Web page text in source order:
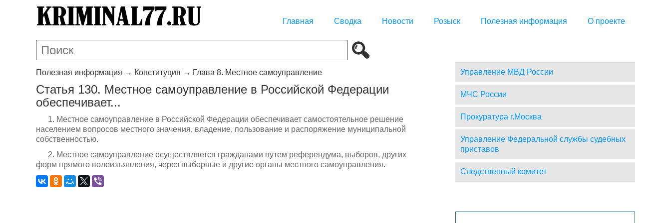
Главная Сводка Новости Розыск Полезная информация О проекте
Полезная информация → Конституция → Глава 8. Местное самоуправление
Статья 130. Местное самоуправление в Российской Федерации
обеспечивает...
1. Местное самоуправление в Российской Федерации обеспечивает самостоятельное решение
населением вопросов местного значения, владение, пользование и распоряжение муниципальной
собственностью.
2. Местное самоуправление осуществляется гражданами путем референдума, выборов, других
форм прямого волеизъявления, через выборные и другие органы местного самоуправления.
Управление МВД России
МЧС России
Прокуратура г.Москва
Управление Федеральной службы судебных
приставов
Следственный комитет